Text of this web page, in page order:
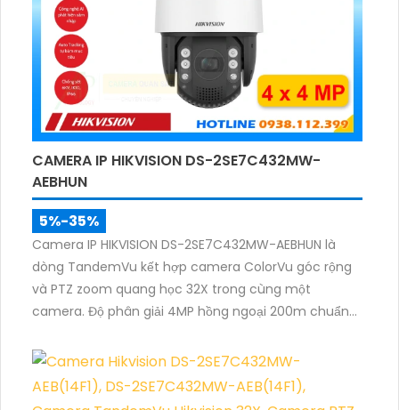
CAMERA IP HIKVISION DS-2SE7C432MW-
AEBHUN
5%-35%
Camera IP HIKVISION DS-2SE7C432MW-AEBHUN là
dòng TandemVu kết hợp camera ColorVu góc rộng
và PTZ zoom quang học 32X trong cùng một
camera. Độ phân giải 4MP hồng ngoại 200m chuẩn
giúp giám sát khu vực rộng với hình ảnh rõ nét cả
ngày và đêm.